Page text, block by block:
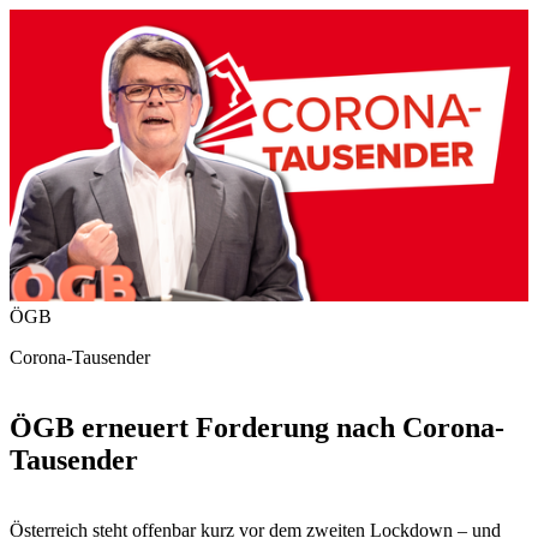
ÖGB
Corona-Tausender
ÖGB erneuert Forderung nach Corona-
Tausender
Österreich steht offenbar kurz vor dem zweiten Lockdown – und